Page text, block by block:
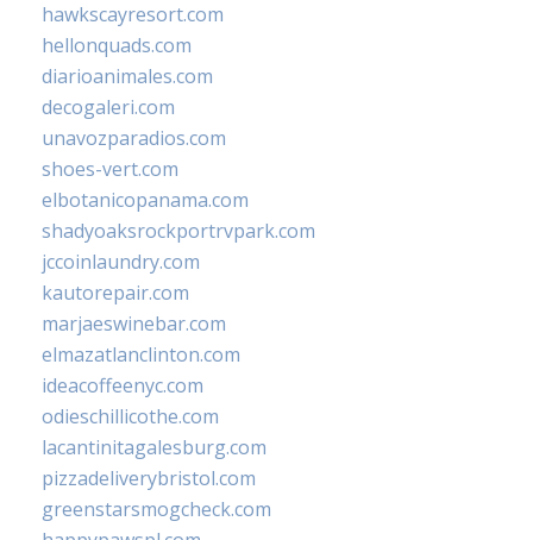
hawkscayresort.com
hellonquads.com
diarioanimales.com
decogaleri.com
unavozparadios.com
shoes-vert.com
elbotanicopanama.com
shadyoaksrockportrvpark.com
jccoinlaundry.com
kautorepair.com
marjaeswinebar.com
elmazatlanclinton.com
ideacoffeenyc.com
odieschillicothe.com
lacantinitagalesburg.com
pizzadeliverybristol.com
greenstarsmogcheck.com